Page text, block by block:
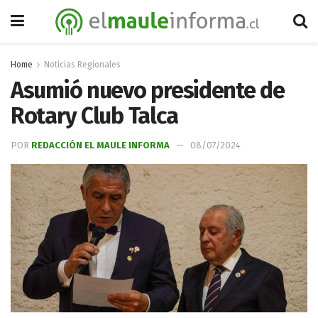
Home Noticias Regionales
Asumió nuevo presidente de
Rotary Club Talca
POR REDACCIÓN EL MAULE INFORMA 08/07/2024